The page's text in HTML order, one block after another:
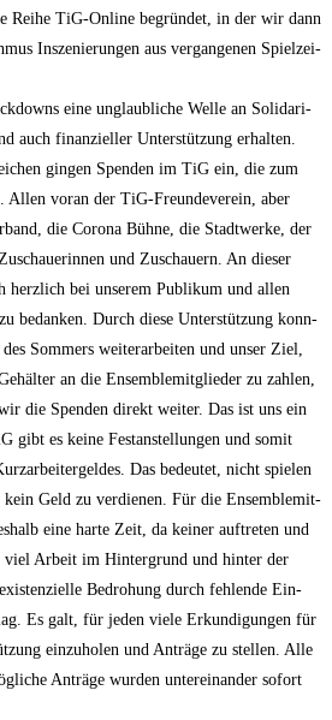
Rei­he TiG-Online begrün­det, in der wir dann
Insze­nie­run­gen aus ver­gan­ge­nen Spiel­zei­
eine unglaub­li­che Wel­le an Soli­da­ri­
auch finan­zi­el­ler Unter­stüt­zung erhal­ten.
gin­gen Spen­den im TiG ein, die zum
Allen vor­an der TiG-Freun­de­ver­ein, aber
die Coro­na Büh­ne, die Stadt­wer­ke, der
und Zuschau­ern. An die­ser
herz­lich bei unse­rem Publi­kum und allen
bedan­ken. Durch die­se Unter­stüt­zung konn­
Som­mers wei­ter­ar­bei­ten und unser Ziel,
an die Ensem­ble­mit­glie­der zu zah­len,
die Spen­den direkt wei­ter. Das ist uns ein
gibt es kei­ne Fest­an­stel­lun­gen und somit
Das bedeu­tet, nicht spie­len
kein Geld zu ver­die­nen. Für die Ensem­ble­mit­
eine har­te Zeit, da kei­ner auf­tre­ten und
viel Arbeit im Hin­ter­grund und hin­ter der
Bedro­hung durch feh­len­de Ein­
Es galt, für jeden vie­le Erkun­di­gun­gen für
ein­zu­ho­len und Anträ­ge zu stel­len. Alle
Anträ­ge wur­den unter­ein­an­der sofort